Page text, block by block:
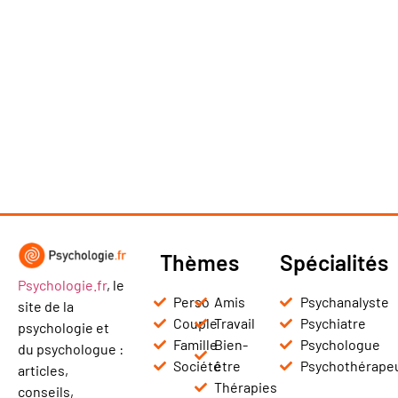
Psychologie.fr, le
site de la
psychologie et
du psychologue :
articles,
conseils,
Thèmes
Perso
Couple
Famille
Société
Amis
Travail
Bien-
être
Thérapies
Spécialités
Psychanalyste
Psychiatre
Psychologue